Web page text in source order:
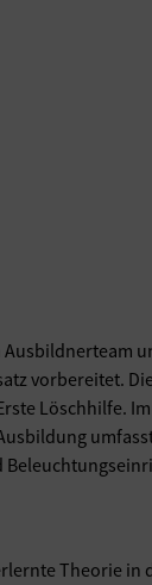
vorbereitet.
Löschhilfe.
Theorie in